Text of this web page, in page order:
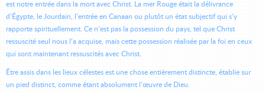
est notre entrée dans la mort avec Christ. La mer Rouge était la délivrance
d’Égypte, le Jourdain, l’entrée en Canaan ou plutôt un état subjectif qui s’y
rapporte spirituellement. Ce n’est pas la possession du pays, tel que Christ
ressuscité seul nous l’a acquise, mais cette possession réalisée par la foi en ceux
qui sont maintenant ressuscités avec Christ.
Être assis dans les lieux célestes est une chose entièrement distincte, établie sur
un pied distinct, comme étant absolument l’œuvre de Dieu.